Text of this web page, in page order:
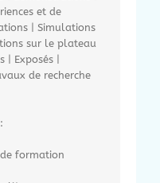
et de
| Simulations
sur le plateau
| Exposés |
de recherche
formation